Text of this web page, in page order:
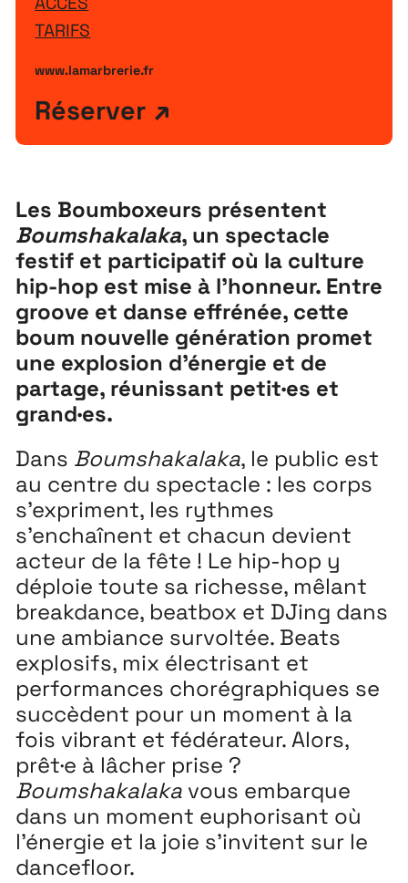
Extensions26
26 JUILLET ↘ 5 SEPTEMBRE
Playground26
3 ↘ 29 NOVEMBRE
Festival 26
11 MAI ↘ 13 JUIN
Les Boumboxeurs présentent
Boumshakalaka, un spectacle
festif et participatif où la culture
hip-hop est mise à l’honneur. Entre
groove et danse effrénée, cette
boum nouvelle génération promet
une explosion d’énergie et de
partage, réunissant petit·es et
grand·es.
Dans Boumshakalaka, le public est
au centre du spectacle : les corps
s’expriment, les rythmes
s’enchaînent et chacun devient
acteur de la fête ! Le hip-hop y
déploie toute sa richesse, mêlant
breakdance, beatbox et DJing dans
une ambiance survoltée. Beats
explosifs, mix électrisant et
performances chorégraphiques se
succèdent pour un moment à la
fois vibrant et fédérateur. Alors,
prêt·e à lâcher prise ?
Boumshakalaka vous embarque
dans un moment euphorisant où
l’énergie et la joie s’invitent sur le
dancefloor.
TARIFS
www.lamarbrerie.fr
Réserver